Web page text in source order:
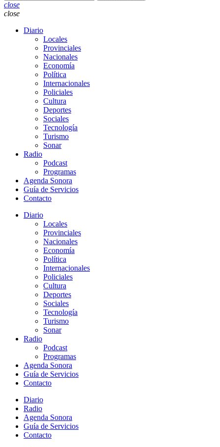
close
close
Diario
Locales
Provinciales
Nacionales
Economía
Política
Internacionales
Policiales
Cultura
Deportes
Sociales
Tecnología
Turismo
Sonar
Radio
Podcast
Programas
Agenda Sonora
Guía de Servicios
Contacto
Diario
Locales
Provinciales
Nacionales
Economía
Política
Internacionales
Policiales
Cultura
Deportes
Sociales
Tecnología
Turismo
Sonar
Radio
Podcast
Programas
Agenda Sonora
Guía de Servicios
Contacto
Diario
Radio
Agenda Sonora
Guía de Servicios
Contacto